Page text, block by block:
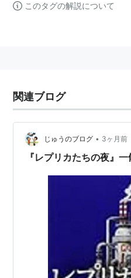
このタグの解説について
関連ブログ
じゅうのブログ • 3ヶ月前
『レプリカたちの夜』